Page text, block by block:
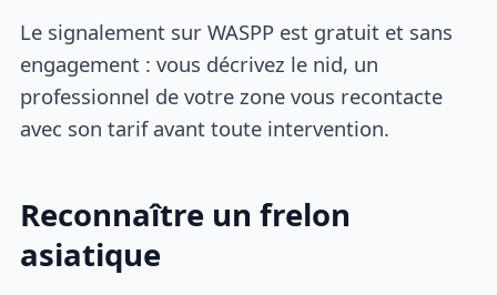
Le signalement sur WASPP est gratuit et sans
engagement : vous décrivez le nid, un
professionnel de votre zone vous recontacte
avec son tarif avant toute intervention.
Reconnaître un frelon
asiatique